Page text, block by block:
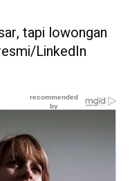
tapi lowongan
LinkedIn